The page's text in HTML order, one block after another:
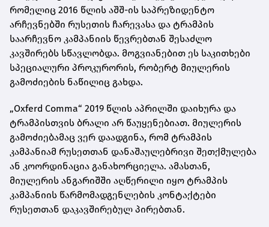
რომელიც 2016 წლის აშშ-ის საპრეზიდენტო
არჩევნებში რუსეთის ჩარევასა და ტრამპის
საარჩევნო კამპანიის წევრებთან შესაძლო
კავშირებს სწავლობდა. მოგვიანებით ეს საკითხები
სპეციალური პროკურორის, რობერტ მიულერის
გამოძიების ნაწილიც გახდა.
„Oxferd Comma“ 2019 წლის აპრილში დაიხურა და
ტრამპისთვის ბრალი არ წაუყენებიათ. მიულერის
გამოძიებამაც ვერ დაადგინა, რომ ტრამპის
კამპანიამ რუსეთთან დანაშაულებრივი შეთქმულება
ან კოორდინაცია განახორციელა. ამასთან,
მიულერის ანგარიშში აღწერილი იყო ტრამპის
კამპანიის წარმომადგენლების კონტაქტები
რუსეთთან დაკავშირებულ პირებთან.